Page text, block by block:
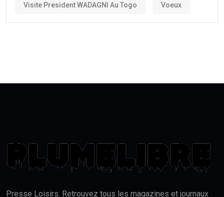
Visite President WADAGNI Au Togo Voeux
Presse Loisirs. Retrouvez tous les magazines et journaux